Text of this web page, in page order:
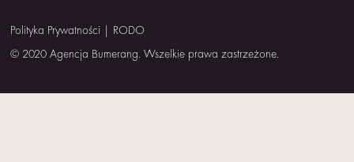
Polityka Prywatności | RODO
© 2020 Agencja Bumerang. Wszelkie prawa zastrzeżone.